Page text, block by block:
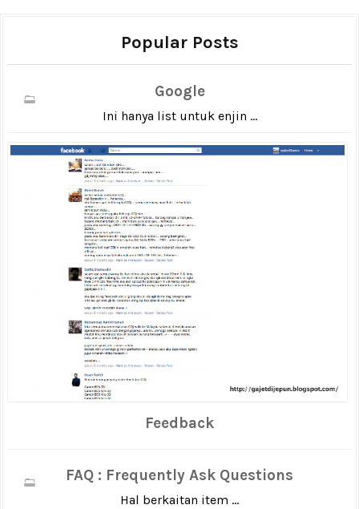
Popular Posts
Google
Ini hanya list untuk enjin ...
Feedback
FAQ : Frequently Ask Questions
Hal berkaitan item ...